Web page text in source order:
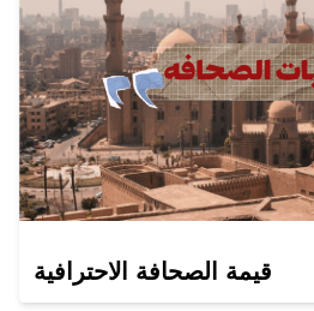
قيمة الصحافة الاحترافية